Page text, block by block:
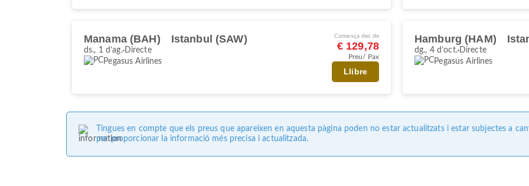
Manama (BAH) Istanbul (SAW)
ds., 1 d’ag. Directe
Pegasus Airlines
Comença des de
€ 129,78
Preu/ Pax
Llibre
Hamburg (HAM)
dg., 4 d’oct. Directe
Pegasus Airlines
Tingues en compte que els preus que apareixen en aquesta pàgina poden no estar actualitzats i estar subjectes a
per proporcionar la informació més precisa i actualitzada.